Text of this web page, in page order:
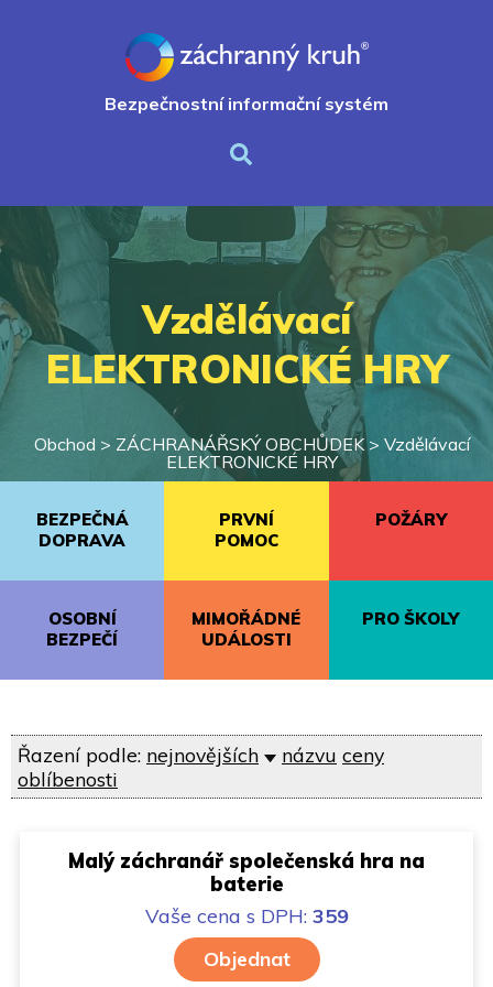
Bezpečnostní informační systém
Vzdělávací
ELEKTRONICKÉ HRY
Obchod > ZÁCHRANÁŘSKÝ OBCHŮDEK> Vzdělávací
ELEKTRONICKÉ HRY
BEZPEČNÁ
DOPRAVA
PRVNÍ
POMOC
POŽÁRY
OSOBNÍ
BEZPEČÍ
MIMOŘÁDNÉ
UDÁLOSTI
PRO ŠKOLY
Řazení podle: nejnovějších názvu ceny
oblíbenosti
Malý záchranář společenská hra na
baterie
Vaše cena s DPH: 359
Objednat